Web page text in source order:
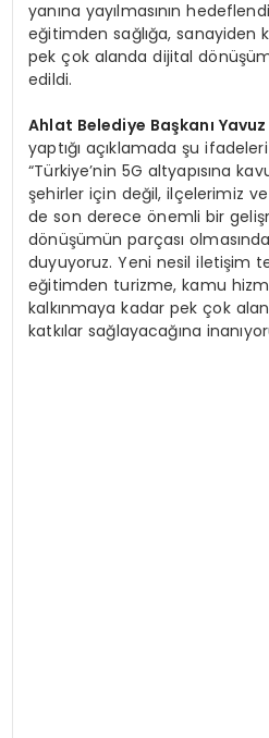
yanına yayılmasının
eğitimden sağlığa, sanayiden
pek çok alanda dijital
edildi.
Ahlat Belediye Başkanı
yaptığı açıklamada şu ifadeleri
“Türkiye’nin 5G altyapısına
şehirler için değil, ilçelerimiz
de son derece önemli bir
dönüşümün parçası
duyuyoruz. Yeni nesil iletişim
eğitimden turizme, kamu
kalkınmaya kadar pek çok
katkılar sağlayacağına